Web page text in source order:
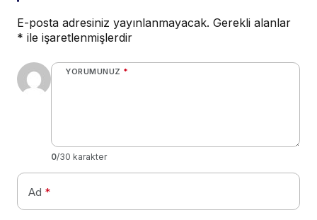
E-posta adresiniz yayınlanmayacak. Gerekli alanlar
* ile işaretlenmişlerdir
YORUMUNUZ *
0/30 karakter
Ad *